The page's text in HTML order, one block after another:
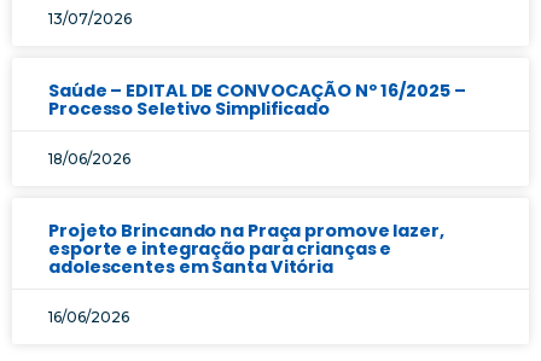
13/07/2026
Saúde – EDITAL DE CONVOCAÇÃO Nº 16/2025 –
Processo Seletivo Simplificado
18/06/2026
Projeto Brincando na Praça promove lazer,
esporte e integração para crianças e
adolescentes em Santa Vitória
16/06/2026